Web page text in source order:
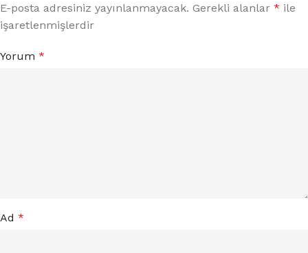
E-posta adresiniz yayınlanmayacak. Gerekli alanlar * ile
işaretlenmişlerdir
Yorum *
Ad *